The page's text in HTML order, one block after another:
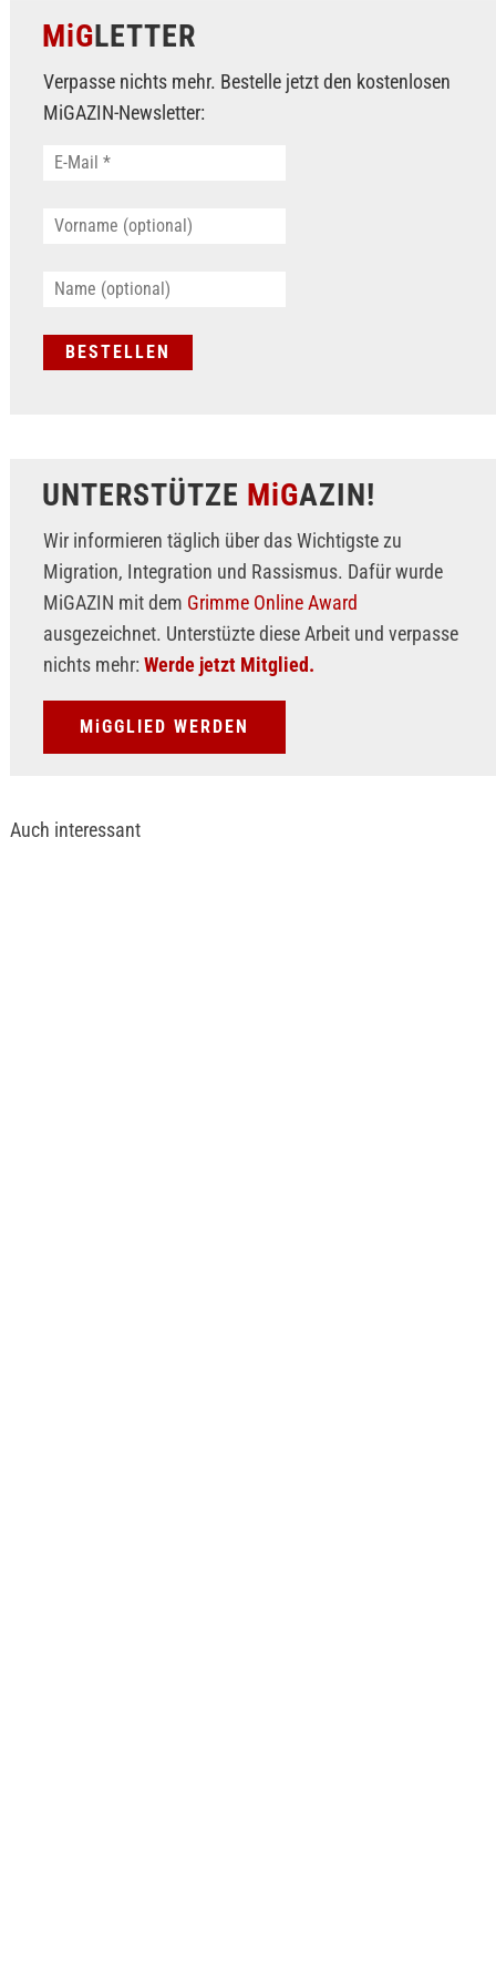
MiGLETTER
Verpasse nichts mehr. Bestelle jetzt den kostenlosen
MiGAZIN-Newsletter:
UNTERSTÜTZE MiGAZIN!
Wir informieren täglich über das Wichtigste zu
Migration, Integration und Rassismus. Dafür wurde
MiGAZIN mit dem Grimme Online Award
ausgezeichnet. Unterstüzte diese Arbeit und verpasse
nichts mehr: Werde jetzt Mitglied.
MiGGLIED WERDEN
Auch interessant